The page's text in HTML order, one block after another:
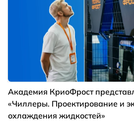
Академия КриоФрост
«Чиллеры. Проектирование и
охлаждения жидкостей»